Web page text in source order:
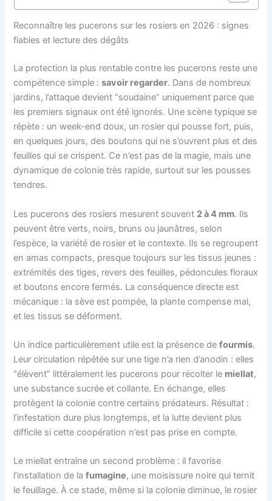
Reconnaître les pucerons sur les rosiers en 2026 : signes
fiables et lecture des dégâts
La protection la plus rentable contre les pucerons reste une
compétence simple :savoir regarder. Dans de nombreux
jardins, l’attaque devient “soudaine” uniquement parce que
les premiers signaux ont été ignorés. Une scène typique se
répète : un week-end doux, un rosier qui pousse fort, puis,
en quelques jours, des boutons qui ne s’ouvrent plus et des
feuilles qui se crispent. Ce n’est pas de la magie, mais une
dynamique de colonie très rapide, surtout sur les pousses
tendres.
Les pucerons des rosiers mesurent souvent 2 à 4 mm. Ils
peuvent être verts, noirs, bruns ou jaunâtres, selon
l’espèce, la variété de rosier et le contexte. Ils se regroupent
en amas compacts, presque toujours sur les tissus jeunes :
extrémités des tiges, revers des feuilles, pédoncules floraux
et boutons encore fermés. La conséquence directe est
mécanique : la sève est pompée, la plante compense mal,
et les tissus se déforment.
Un indice particulièrement utile est la présence defourmis.
Leur circulation répétée sur une tige n’a rien d’anodin : elles
“élèvent” littéralement les pucerons pour récolter le miellat,
une substance sucrée et collante. En échange, elles
protègent la colonie contre certains prédateurs. Résultat :
l’infestation dure plus longtemps, et la lutte devient plus
difficile si cette coopération n’est pas prise en compte.
Le miellat entraîne un second problème : il favorise
l’installation de lafumagine, une moisissure noire qui ternit
le feuillage. À ce stade, même si la colonie diminue, le rosier